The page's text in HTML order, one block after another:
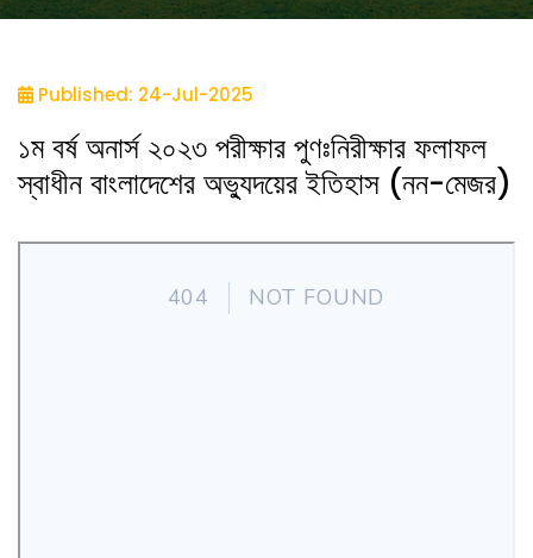
Published: 24-Jul-2025
১ম বর্ষ অনার্স ২০২৩ পরীক্ষার পুণঃনিরীক্ষার ফলাফল
স্বাধীন বাংলাদেশের অভ্যুদয়ের ইতিহাস (নন-মেজর)